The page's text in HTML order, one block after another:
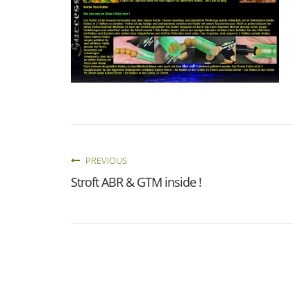
PREVIOUS
Stroft ABR & GTM inside !